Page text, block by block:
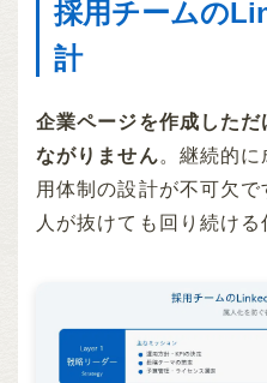
採用チームの
計
企業ページを作成した
ながりません。継続的
用体制の設計が不可欠
人が抜けても回り続ける